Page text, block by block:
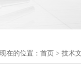
在的位置： 首页 > 技术